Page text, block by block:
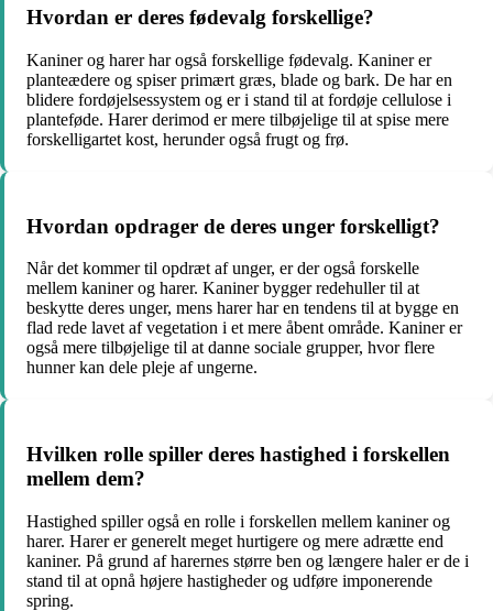
Hvordan er deres fødevalg forskellige?
Kaniner og harer har også forskellige fødevalg. Kaniner er
planteædere og spiser primært græs, blade og bark. De har en
blidere fordøjelsessystem og er i stand til at fordøje cellulose i
planteføde. Harer derimod er mere tilbøjelige til at spise mere
forskelligartet kost, herunder også frugt og frø.
Hvordan opdrager de deres unger forskelligt?
Når det kommer til opdræt af unger, er der også forskelle
mellem kaniner og harer. Kaniner bygger redehuller til at
beskytte deres unger, mens harer har en tendens til at bygge en
flad rede lavet af vegetation i et mere åbent område. Kaniner er
også mere tilbøjelige til at danne sociale grupper, hvor flere
hunner kan dele pleje af ungerne.
Hvilken rolle spiller deres hastighed i forskellen
mellem dem?
Hastighed spiller også en rolle i forskellen mellem kaniner og
harer. Harer er generelt meget hurtigere og mere adrætte end
kaniner. På grund af harernes større ben og længere haler er de i
stand til at opnå højere hastigheder og udføre imponerende
spring.